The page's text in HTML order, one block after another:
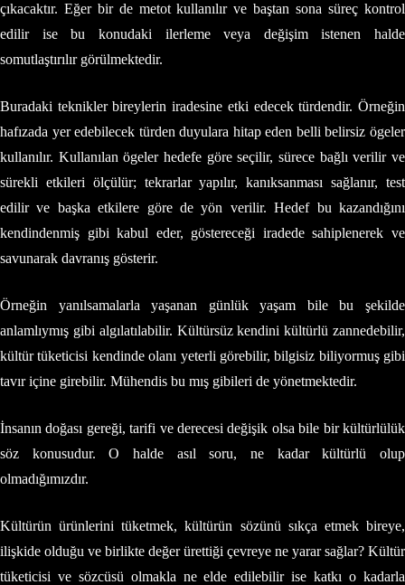
çıkacaktır. Eğer bir de metot kullanılır ve baştan sona süreç kontrol
edilir ise bu konudaki ilerleme veya değişim istenen halde
somutlaştırılır görülmektedir.
Buradaki teknikler bireylerin iradesine etki edecek türdendir. Örneğin
hafızada yer edebilecek türden duyulara hitap eden belli belirsiz ögeler
kullanılır. Kullanılan ögeler hedefe göre seçilir, sürece bağlı verilir ve
sürekli etkileri ölçülür; tekrarlar yapılır, kanıksanması sağlanır, test
edilir ve başka etkilere göre de yön verilir. Hedef bu kazandığını
kendindenmiş gibi kabul eder, göstereceği iradede sahiplenerek ve
savunarak davranış gösterir.
Örneğin yanılsamalarla yaşanan günlük yaşam bile bu şekilde
anlamlıymış gibi algılatılabilir. Kültürsüz kendini kültürlü zannedebilir,
kültür tüketicisi kendinde olanı yeterli görebilir, bilgisiz biliyormuş gibi
tavır içine girebilir. Mühendis bu mış gibileri de yönetmektedir.
İnsanın doğası gereği, tarifi ve derecesi değişik olsa bile bir kültürlülük
söz konusudur. O halde asıl soru, ne kadar kültürlü olup
olmadığımızdır.
Kültürün ürünlerini tüketmek, kültürün sözünü sıkça etmek bireye,
ilişkide olduğu ve birlikte değer ürettiği çevreye ne yarar sağlar? Kültür
tüketicisi ve sözcüsü olmakla ne elde edilebilir ise katkı o kadarla